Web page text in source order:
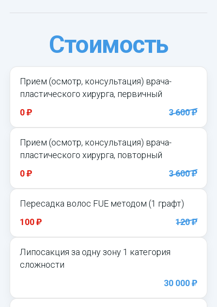
Стоимость
Прием (осмотр, консультация) врача-
пластического хирурга, первичный
0) 3 600)
Прием (осмотр, консультация) врача-
пластического хирурга, повторный
0) 3 600)
Пересадка волос FUE методом (1 графт)
100) 120)
Липосакция за одну зону 1 категория
сложности
30 000)